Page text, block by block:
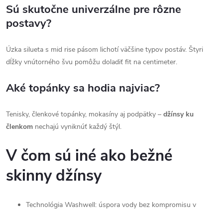
Sú skutočne univerzálne pre rôzne
postavy?
Úzka silueta s mid rise pásom lichotí väčšine typov postáv. Štyri
dĺžky vnútorného švu pomôžu doladiť fit na centimeter.
Aké topánky sa hodia najviac?
Tenisky, členkové topánky, mokasíny aj podpätky – džínsy ku
členkom nechajú vyniknúť každý štýl.
V čom sú iné ako bežné
skinny džínsy
Technológia Washwell: úspora vody bez kompromisu v